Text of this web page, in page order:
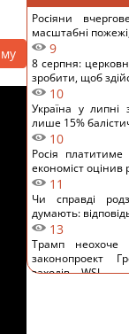
Росіяни
масштабні
9
8 серпня:
зробити, щоб
10
Україна у липні
лише 15%
10
Росія
економіст
11
Чи справді
думають:
13
Трамп
законопроект
заходів, - WSJ